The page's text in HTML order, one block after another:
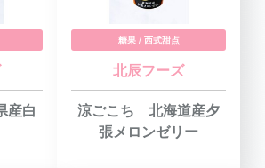
産白
糖果 / 西式甜点
北辰フーズ
涼ごこち 北海道産夕
張メロンゼリー